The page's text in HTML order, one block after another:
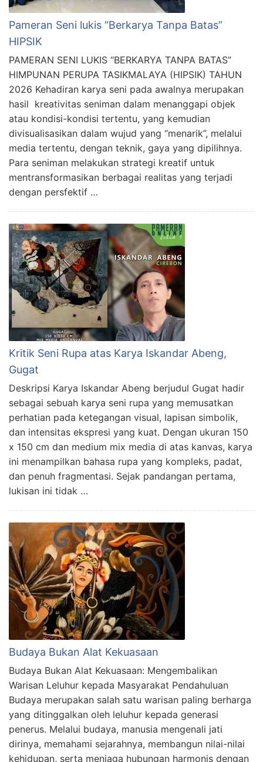
Pameran Seni lukis “Berkarya Tanpa Batas”
HIPSIK
PAMERAN SENI LUKIS “BERKARYA TANPA BATAS”
HIMPUNAN PERUPA TASIKMALAYA (HIPSIK) TAHUN
2026 Kehadiran karya seni pada awalnya merupakan
hasil kreativitas seniman dalam menanggapi objek
atau kondisi-kondisi tertentu, yang kemudian
divisualisasikan dalam wujud yang “menarik”, melalui
media tertentu, dengan teknik, gaya yang dipilihnya.
Para seniman melakukan strategi kreatif untuk
mentransformasikan berbagai realitas yang terjadi
dengan persfektif …
Kritik Seni Rupa atas Karya Iskandar Abeng,
Gugat
Deskripsi Karya Iskandar Abeng berjudul Gugat hadir
sebagai sebuah karya seni rupa yang memusatkan
perhatian pada ketegangan visual, lapisan simbolik,
dan intensitas ekspresi yang kuat. Dengan ukuran 150
x 150 cm dan medium mix media di atas kanvas, karya
ini menampilkan bahasa rupa yang kompleks, padat,
dan penuh fragmentasi. Sejak pandangan pertama,
lukisan ini tidak …
Budaya Bukan Alat Kekuasaan
Budaya Bukan Alat Kekuasaan: Mengembalikan
Warisan Leluhur kepada Masyarakat Pendahuluan
Budaya merupakan salah satu warisan paling berharga
yang ditinggalkan oleh leluhur kepada generasi
penerus. Melalui budaya, manusia mengenali jati
dirinya, memahami sejarahnya, membangun nilai-nilai
kehidupan, serta menjaga hubungan harmonis dengan